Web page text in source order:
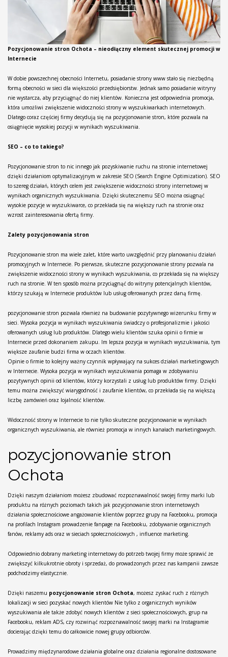
Pozycjonowanie stron Ochota – nieodłączny element skutecznej promocji w
Internecie
W dobie powszechnej obecności Internetu, posiadanie strony www stało się niezbędną
formą obecności w sieci dla większości przedsiębiorstw. Jednak samo posiadanie witryny
nie wystarcza, aby przyciągnąć do niej klientów. Konieczna jest odpowiednia promocja,
która umożliwi zwiększenie widoczności strony w wyszukiwarkach internetowych.
Dlatego coraz częściej firmy decydują się na pozycjonowanie stron, które pozwala na
osiągnięcie wysokiej pozycji w wynikach wyszukiwania.
SEO – co to takiego?
Pozycjonowanie stron to nic innego jak pozyskiwanie ruchu na stronie internetowej
dzięki działaniom optymalizacyjnym w zakresie SEO (Search Engine Optimization). SEO
to szereg działań, których celem jest zwiększenie widoczności strony internetowej w
wynikach organicznych wyszukiwania. Dzięki skutecznemu SEO można osiągnąć
wysokie pozycje w wyszukiwarce, co przekłada się na większy ruch na stronie oraz
wzrost zainteresowania ofertą firmy.
Zalety pozycjonowania stron
Pozycjonowanie stron ma wiele zalet, które warto uwzględnić przy planowaniu działań
promocyjnych w Internecie. Po pierwsze, skuteczne pozycjonowanie strony pozwala na
zwiększenie widoczności strony w wynikach wyszukiwania, co przekłada się na większy
ruch na stronie. W ten sposób można przyciągnąć do witryny potencjalnych klientów,
którzy szukają w Internecie produktów lub usług oferowanych przez daną firmę.
pozycjonowanie stron pozwala również na budowanie pozytywnego wizerunku firmy w
sieci. Wysoka pozycja w wynikach wyszukiwania świadczy o profesjonalizmie i jakości
oferowanych usług lub produktów. Dlatego wielu klientów szuka opinii o firmie w
Internecie przed dokonaniem zakupu. Im lepsza pozycja w wynikach wyszukiwania, tym
większe zaufanie budzi firma w oczach klientów.
Opinie o firmie to kolejny ważny czynnik wpływający na sukces działań marketingowych
w Internecie. Wysoka pozycja w wynikach wyszukiwania pomaga w zdobywaniu
pozytywnych opinii od klientów, którzy korzystali z usług lub produktów firmy. Dzięki
temu można zwiększyć wiarygodność i zaufanie klientów, co przekłada się na większą
liczbę zamówień oraz lojalność klientów.
Widoczność strony w Internecie to nie tylko skuteczne pozycjonowanie w wynikach
organicznych wyszukiwania, ale również promocja w innych kanałach marketingowych.
pozycjonowanie stron
Ochota
Dzięki naszym działaniom możesz zbudować rozpoznawalność swojej firmy marki lub
produktu na różnych poziomach takich jak pozycjonowanie stron internetowych
działania społecznościowe angażowanie klientów poprzez grupy na Facebooku, promocja
na profilach Instagram prowadzenie fanpage na Facebooku, zdobywanie organicznych
fanów, reklamy ads oraz w sieciach społecznościowych , influence marketing.
Odpowiednio dobrany marketing internetowy do potrzeb twojej firmy może sprawić że
zwiększyć kilkukrotnie obroty i sprzedaż, do prowadzonych przez nas kampanii zawsze
podchodzimy elastycznie.
Dzięki naszemu pozycjonowanie stron Ochota, możesz zyskać ruch z różnych
lokalizacji w sieci pozyskać nowych klientów Nie tylko z organicznych wyników
wyszukiwania ale także zdobyć nowych klientów z sieci społecznościowych, grup na
Facebooku, reklam ADS, czy rozwinąć rozpoznawalność swojej marki na Instagramie
docierając dzięki temu do całkowicie nowej grupy odbiorców.
Prowadzimy międzynarodowe działania globalne oraz działania regionalne dostosowane